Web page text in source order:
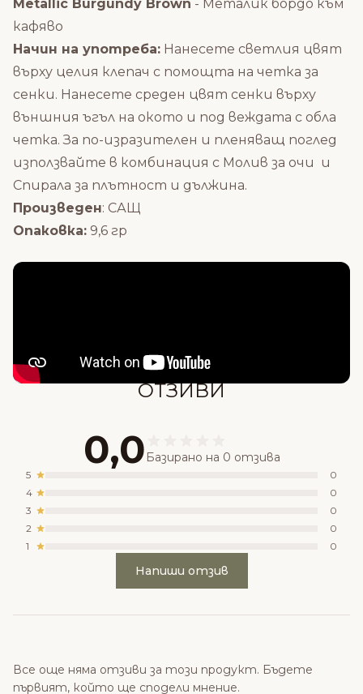
Metallic Burgundy Brown - Металик бордо към
кафяво
Начин на употреба: Нанесете светлия цвят
върху целия клепач с помощта на четка за
сенки. Нанесете среден цвят сенки върху
външния ъгъл на окото и под веждата с обла
четка. За по-изразителен и пленяващ поглед
използвайте в комбинация с Молив за очи и
Спирала за плътност и дължина.
Произведен: САЩ
Опаковка: 9,6 гр
ОТЗИВИ
0,0 Базирано на 0 отзива
5
0
4
0
3
0
2
0
1
0
Напиши отзив
Все още няма отзиви за този продукт. Бъдете
първият, който ще сподели мнение.